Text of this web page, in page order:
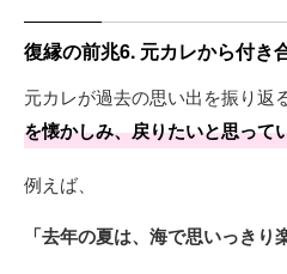
復縁の前兆6. 元カレから付き
元カレが過去の思い出を振り返
を懐かしみ、戻りたいと思って
例えば、
「去年の夏は、海で思いっきり